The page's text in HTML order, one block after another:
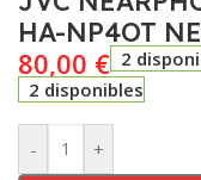
HA-NP4OT
80,00 € 2
2 disponibles
- +